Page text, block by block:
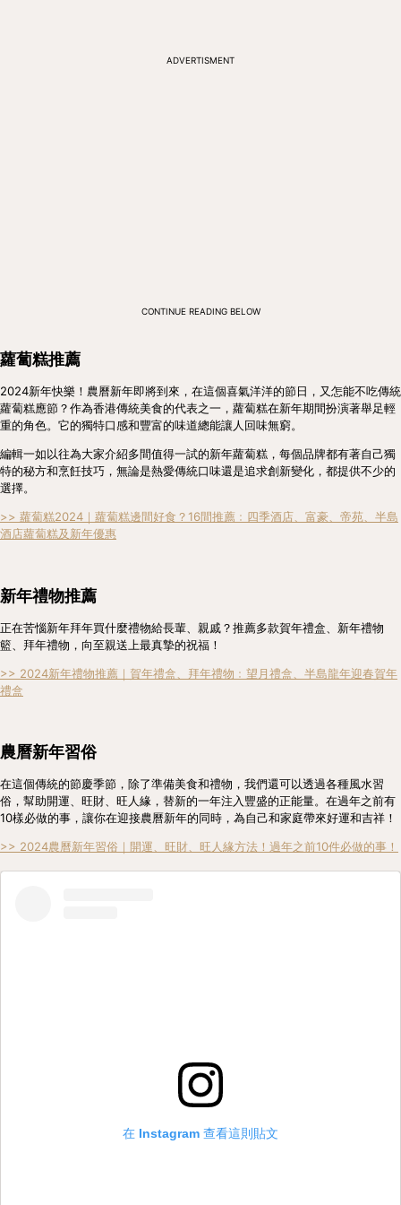
ADVERTISMENT
CONTINUE READING BELOW
蘿蔔糕推薦
2024新年快樂！農曆新年即將到來，在這個喜氣洋洋的節日，又怎能不吃傳統
蘿蔔糕應節？作為香港傳統美食的代表之一，蘿蔔糕在新年期間扮演著舉足輕
重的角色。它的獨特口感和豐富的味道總能讓人回味無窮。
編輯一如以往為大家介紹多間值得一試的新年蘿蔔糕，每個品牌都有著自己獨
特的秘方和烹飪技巧，無論是熱愛傳統口味還是追求創新變化，都提供不少的
選擇。
>> 蘿蔔糕2024｜蘿蔔糕邊間好食？16間推薦﹕四季酒店、富豪、帝苑、半島
酒店蘿蔔糕及新年優惠
新年禮物推薦
正在苦惱新年拜年買什麼禮物給長輩、親戚？推薦多款賀年禮盒、新年禮物
籃、拜年禮物，向至親送上最真摯的祝福！
>> 2024新年禮物推薦｜賀年禮盒、拜年禮物﹕望月禮盒、半島龍年迎春賀年
禮盒
農曆新年習俗
在這個傳統的節慶季節，除了準備美食和禮物，我們還可以透過各種風水習
俗，幫助開運、旺財、旺人緣，替新的一年注入豐盛的正能量。在過年之前有
10樣必做的事，讓你在迎接農曆新年的同時，為自己和家庭帶來好運和吉祥！
>> 2024農曆新年習俗｜開運、旺財、旺人緣方法！過年之前10件必做的事！
在 Instagram 查看這則貼文